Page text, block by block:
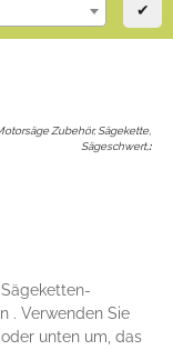
✔
Zubehör, Sägekette,
Sägeschwert,:
. Verwenden Sie
unten um, das